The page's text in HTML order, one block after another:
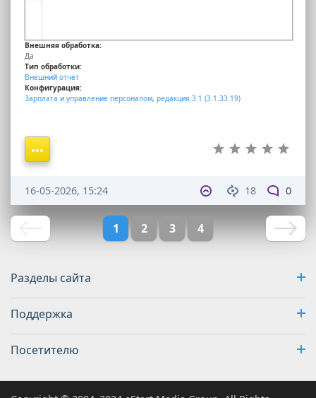
Внешняя обработка:
Да
Тип обработки:
Внешний отчет
Конфигурация:
Зарплата и управление персоналом, редакция 3.1 (3.1.33.19)
18 0
16-05-2026, 15:24
1 2 3 4
Разделы сайта
Поддержка
Посетителю